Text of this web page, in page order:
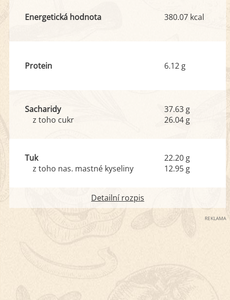
Energetická hodnota 380.07 kcal
Protein 6.12 g
Sacharidy
z toho cukr
37.63 g
26.04 g
Tuk
z toho nas. mastné kyseliny
22.20 g
12.95 g
Detailní rozpis
REKLAMA